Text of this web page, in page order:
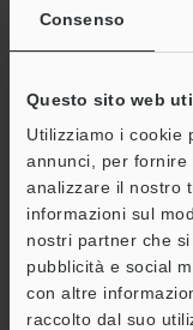
Consenso
Questo sito web
Utilizziamo i cookie
annunci, per fornire
analizzare il nostro
informazioni sul
nostri partner che
pubblicità e social
con altre
raccolto dal suo
Serie CV-3002/
Download